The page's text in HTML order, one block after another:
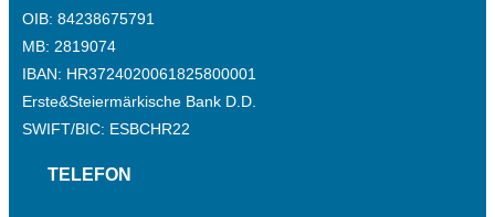
OIB: 84238675791
MB: 2819074
IBAN: HR3724020061825800001
Erste&Steiermärkische Bank D.D.
SWIFT/BIC: ESBCHR22
TELEFON